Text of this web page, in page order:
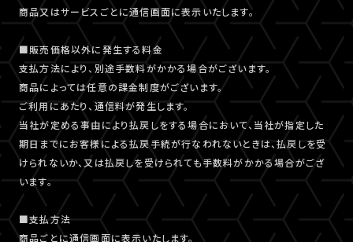
商品又はサービスごとに通信画面に表示いたします。
■販売価格以外に発生する料金
支払方法により、別途手数料がかかる場合がございます。
商品によっては任意の課金制度がございます。
ご利用にあたり、通信料が発生します。
当社が定める事由により払戻しをする場合において、当社が指定した
期日までにお客様による払戻手続が行なわれないときは、払戻しを受
けられないか、又は払戻しを受けられても手数料がかかる場合がござ
います。
■支払方法
商品ごとに通信画面に表示いたします。